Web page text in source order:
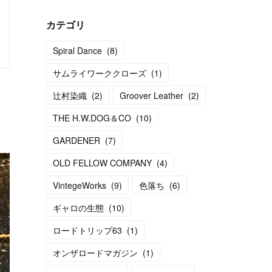
カテゴリ
Spiral Dance (8)
サムライワーククローズ (1)
辻村染織 (2) Groover Leather (2)
THE H.W.DOG＆CO (10)
GARDENER (7)
OLD FELLOW COMPANY (4)
VintegeWorks (9) 色落ち (6)
ギャロの生態 (10)
ロードトリップ63 (1)
オンザロードマガジン (1)